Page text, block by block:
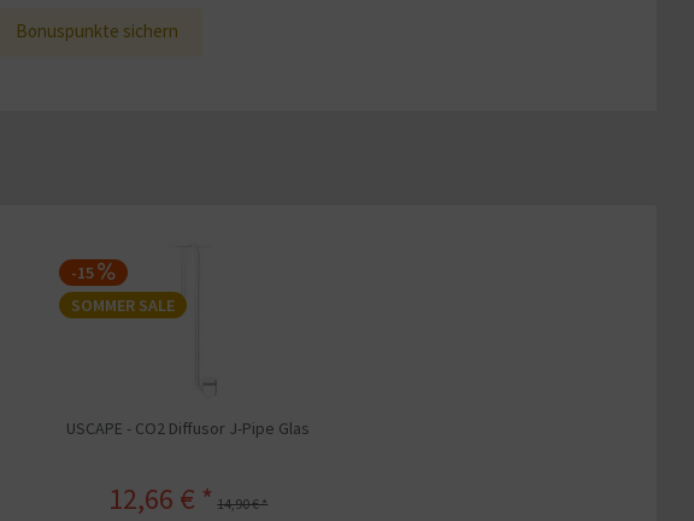
Bonuspunkte sichern
-15
SOMMER SALE
USCAPE - CO2 Diffusor J-Pipe Glas
12,66 € * 14,90 € *